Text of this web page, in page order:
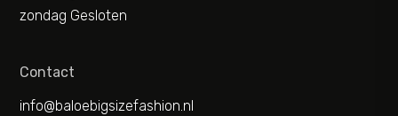
zondag Gesloten
Contact
info@baloebigsizefashion.nl